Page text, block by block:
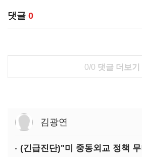
댓글 0
0/0 댓글 더보기
김광연